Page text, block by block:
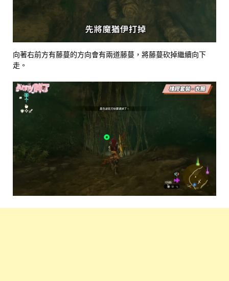
向著右前方有藤蔓的方向會有兩道藤蔓，將藤蔓砍掉繼續向下
走。